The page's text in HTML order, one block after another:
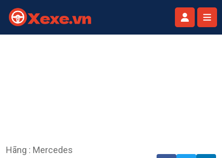
Hãng : Mercedes